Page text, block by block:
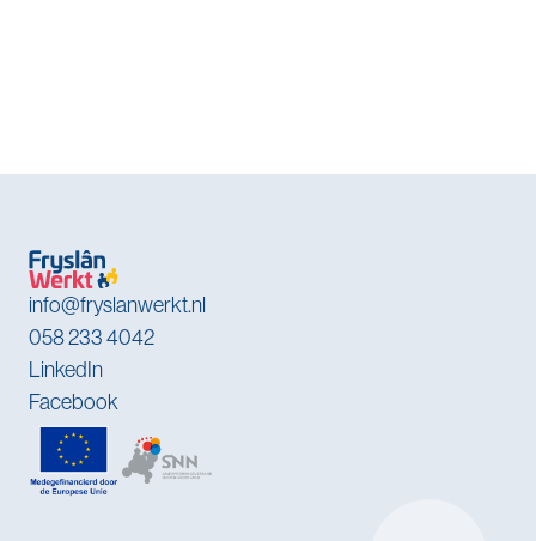
info@fryslanwerkt.nl
058 233 4042
LinkedIn
Facebook